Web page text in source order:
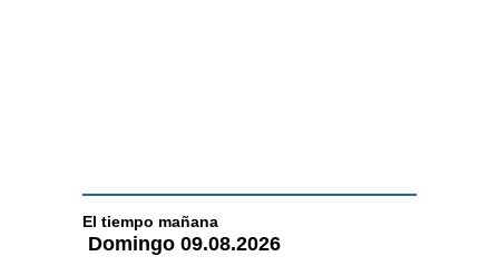
El tiempo mañana
Domingo 09.08.2026